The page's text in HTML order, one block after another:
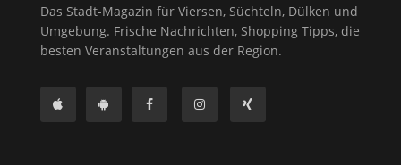
Das Stadt-Magazin für Viersen, Süchteln, Dülken und
Umgebung. Frische Nachrichten, Shopping Tipps, die
besten Veranstaltungen aus der Region.